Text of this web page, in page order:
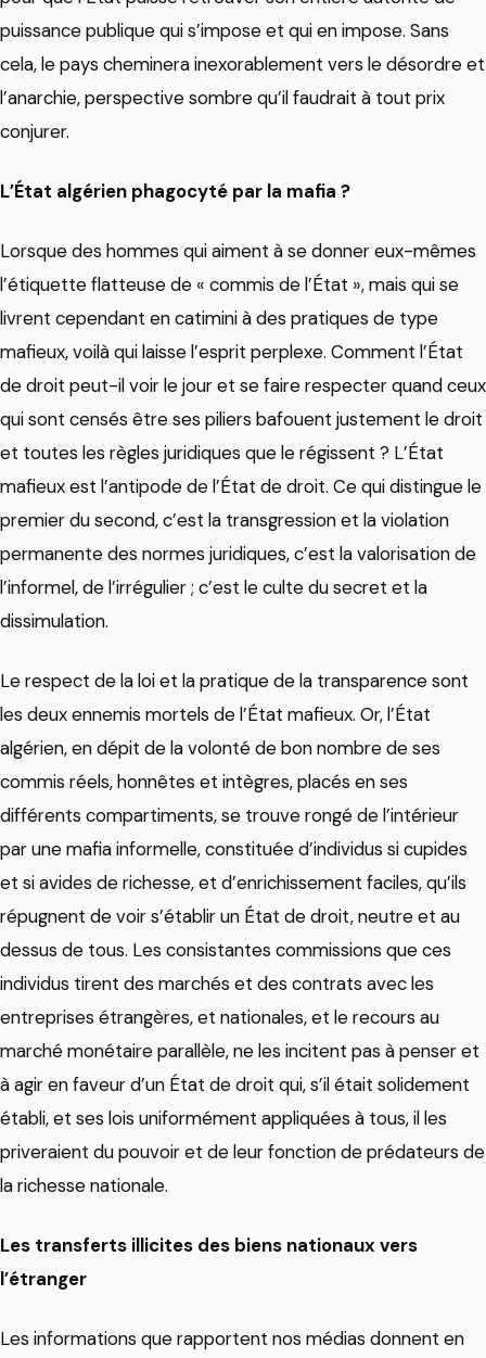
puissance publique qui s’impose et qui en impose. Sans
cela, le pays cheminera inexorablement vers le désordre et
l’anarchie, perspective sombre qu’il faudrait à tout prix
conjurer.
L’État algérien phagocyté par la mafia ?
Lorsque des hommes qui aiment à se donner eux-mêmes
l’étiquette flatteuse de « commis de l’État », mais qui se
livrent cependant en catimini à des pratiques de type
mafieux, voilà qui laisse l’esprit perplexe. Comment l’État
de droit peut-il voir le jour et se faire respecter quand ceux
qui sont censés être ses piliers bafouent justement le droit
et toutes les règles juridiques que le régissent ? L’État
mafieux est l’antipode de l’État de droit. Ce qui distingue le
premier du second, c’est la transgression et la violation
permanente des normes juridiques, c’est la valorisation de
l’informel, de l’irrégulier ; c’est le culte du secret et la
dissimulation.
Le respect de la loi et la pratique de la transparence sont
les deux ennemis mortels de l’État mafieux. Or, l’État
algérien, en dépit de la volonté de bon nombre de ses
commis réels, honnêtes et intègres, placés en ses
différents compartiments, se trouve rongé de l’intérieur
par une mafia informelle, constituée d’individus si cupides
et si avides de richesse, et d’enrichissement faciles, qu’ils
répugnent de voir s’établir un État de droit, neutre et au
dessus de tous. Les consistantes commissions que ces
individus tirent des marchés et des contrats avec les
entreprises étrangères, et nationales, et le recours au
marché monétaire parallèle, ne les incitent pas à penser et
à agir en faveur d’un État de droit qui, s’il était solidement
établi, et ses lois uniformément appliquées à tous, il les
priveraient du pouvoir et de leur fonction de prédateurs de
la richesse nationale.
Les transferts illicites des biens nationaux vers
l’étranger
Les informations que rapportent nos médias donnent en